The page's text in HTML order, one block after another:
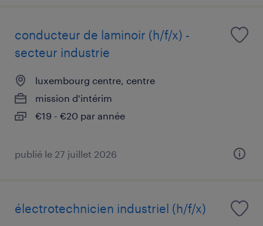
conducteur de laminoir (h/f/x) -
secteur industrie
luxembourg centre, centre
mission d'intérim
€19 - €20 par année
publié le 27 juillet 2026
électrotechnicien industriel (h/f/x)